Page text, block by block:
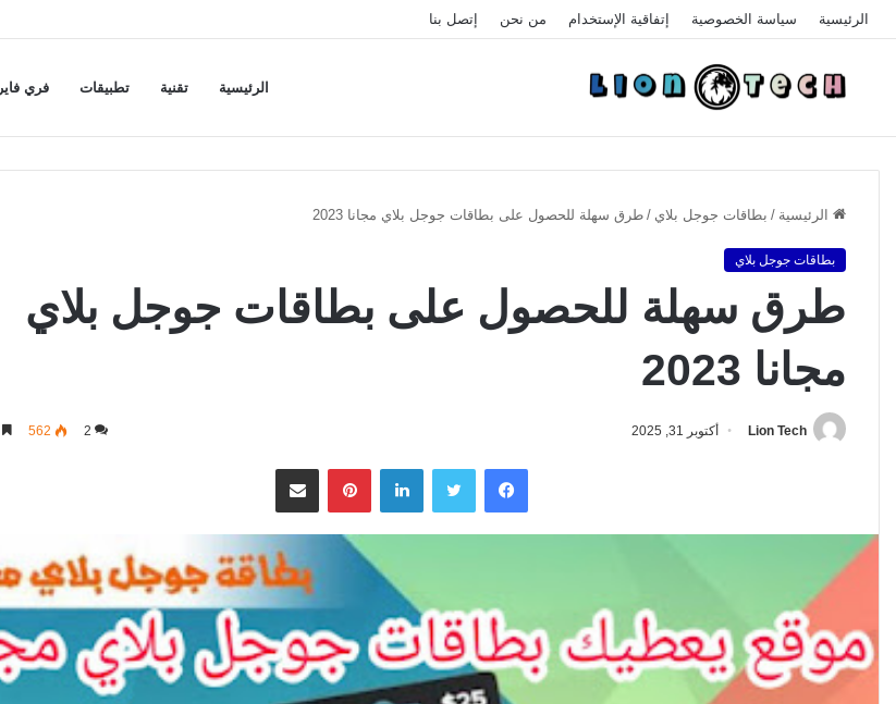
الرئيسية سياسة الخصوصية إتفاقية الإستخدام من نحن إتصل بنا
الرئيسية تقنية تطبيقات فري فاير
الرئيسية / بطاقات جوجل بلاي / طرق سهلة للحصول على بطاقات جوجل بلاي مجانا 2023
بطاقات جوجل بلاي
طرق سهلة للحصول على بطاقات جوجل بلاي
مجانا 2023
Lion Tech أكتوبر 31, 2025 2
562
فيسبوك تويتر لينكدإن بينتيريستمشاركة عبر البريد